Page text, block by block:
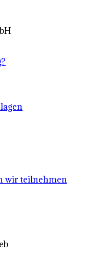
wir teilnehmen